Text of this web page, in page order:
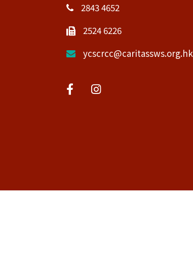
2843 4652
2524 6226
ycscrcc@caritassws.org.hk